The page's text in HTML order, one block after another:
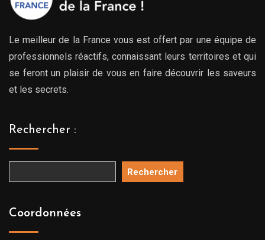
Le meilleur de la France vous est offert par une équipe de
professionnels réactifs, connaissant leurs territoires et qui
se feront un plaisir de vous en faire découvrir les saveurs
et les secrets.
Rechercher :
Rechercher
Coordonnées